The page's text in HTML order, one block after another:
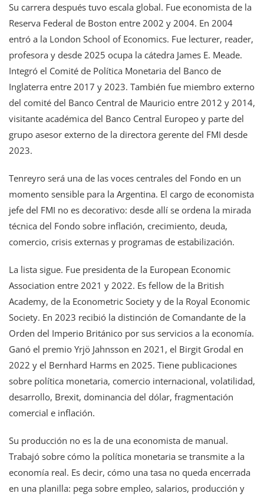
Su carrera después tuvo escala global. Fue economista de la
Reserva Federal de Boston entre 2002 y 2004. En 2004
entró a la London School of Economics. Fue lecturer, reader,
profesora y desde 2025 ocupa la cátedra James E. Meade.
Integró el Comité de Política Monetaria del Banco de
Inglaterra entre 2017 y 2023. También fue miembro externo
del comité del Banco Central de Mauricio entre 2012 y 2014,
visitante académica del Banco Central Europeo y parte del
grupo asesor externo de la directora gerente del FMI desde
2023.
Tenreyro será una de las voces centrales del Fondo en un
momento sensible para la Argentina. El cargo de economista
jefe del FMI no es decorativo: desde allí se ordena la mirada
técnica del Fondo sobre inflación, crecimiento, deuda,
comercio, crisis externas y programas de estabilización.
La lista sigue. Fue presidenta de la European Economic
Association entre 2021 y 2022. Es fellow de la British
Academy, de la Econometric Society y de la Royal Economic
Society. En 2023 recibió la distinción de Comandante de la
Orden del Imperio Británico por sus servicios a la economía.
Ganó el premio Yrjö Jahnsson en 2021, el Birgit Grodal en
2022 y el Bernhard Harms en 2025. Tiene publicaciones
sobre política monetaria, comercio internacional, volatilidad,
desarrollo, Brexit, dominancia del dólar, fragmentación
comercial e inflación.
Su producción no es la de una economista de manual.
Trabajó sobre cómo la política monetaria se transmite a la
economía real. Es decir, cómo una tasa no queda encerrada
en una planilla: pega sobre empleo, salarios, producción y